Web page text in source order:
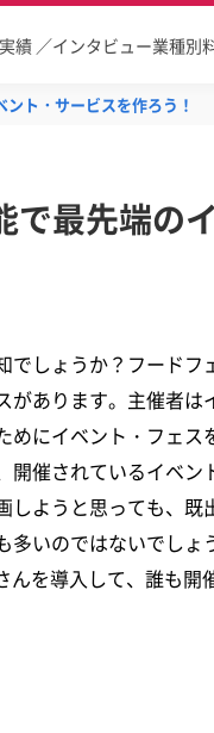
実績 ／インタビュー業種別
ト・サービスを作ろう！
で最先端の
しょうか？フードフ
があります。主催者は
めにイベント・フェス
開催されているイベン
しようと思っても、既
多いのではないでしょ
んを導入して、誰も開